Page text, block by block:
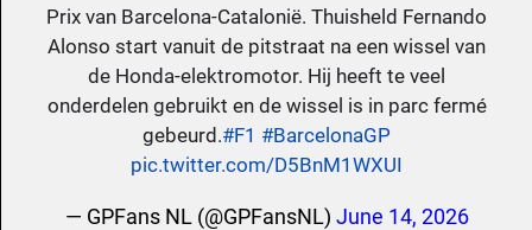
Prix van Barcelona-Catalonië. Thuisheld Fernando
Alonso start vanuit de pitstraat na een wissel van
de Honda-elektromotor. Hij heeft te veel
onderdelen gebruikt en de wissel is in parc fermé
gebeurd.#F1 #BarcelonaGP
pic.twitter.com/D5BnM1WXUI
— GPFans NL (@GPFansNL) June 14, 2026